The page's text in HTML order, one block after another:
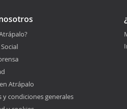
Atrápalo
y condiciones generales